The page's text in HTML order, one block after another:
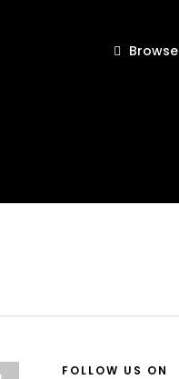
Browse
FOLLOW US ON